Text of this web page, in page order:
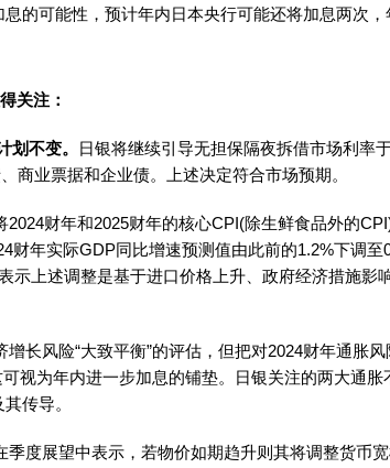
的可能性，预计年内日本央行可能还将加息两次，
关注：
划不变。
日银将继续引导无担保隔夜拆借市场利率
商业票据和企业债。上述决定符合市场预期。
2024财年和2025财年的核心CPI(除生鲜食品外的
年实际GDP同比增速预测值由此前的1.2%下调至
上述调整是基于进口价格上升、政府经济措施影响
增长风险“大致平衡”的评估，但把对2024财年通胀
视为年内进一步加息的铺垫。日银关注的两大通胀
传导。
季度展望中表示，若物价如期趋升则其将调整货币